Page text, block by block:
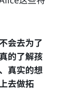
会去为了
的了解孩
真实的想
去做拓